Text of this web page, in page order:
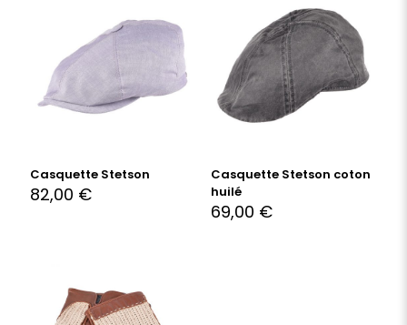
Casquette Stetson
82,00 €
Casquette Stetson coton
huilé
69,00 €